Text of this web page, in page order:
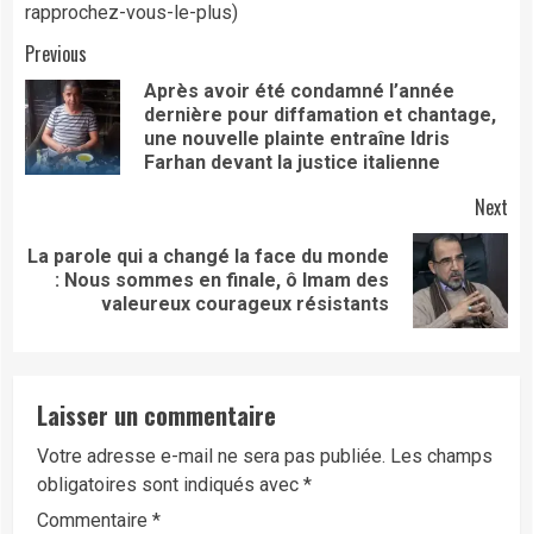
rapprochez-vous-le-plus)
Continue
Reading
Previous
Après avoir été condamné l’année
dernière pour diffamation et chantage,
une nouvelle plainte entraîne Idris
Farhan devant la justice italienne
Next
Next
La parole qui a changé la face du monde
: Nous sommes en finale, ô Imam des
valeureux courageux résistants
Laisser un commentaire
Votre adresse e-mail ne sera pas publiée. Les champs
obligatoires sont indiqués avec *
Commentaire *